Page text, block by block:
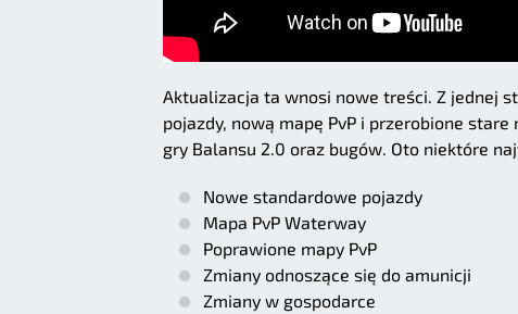
Aktualizacja ta wnosi nowe treści. Z jednej
pojazdy, nową mapę PvP i przerobione
gry Balansu 2.0 oraz bugów. Oto niektóre
Nowe standardowe pojazdy
Mapa PvP Waterway
Poprawione mapy PvP
Zmiany odnoszące się do amunicji
Zmiany w gospodarce